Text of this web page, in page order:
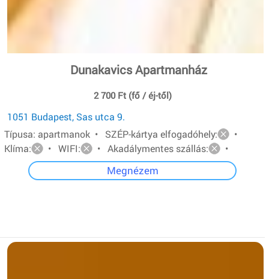
Dunakavics Apartmanház
2 700 Ft (fő / éj-től)
1051 Budapest, Sas utca 9.
Típusa: apartmanok • SZÉP-kártya elfogadóhely:
•
Klíma:
• WIFI: • Akadálymentes szállás: •
Megnézem